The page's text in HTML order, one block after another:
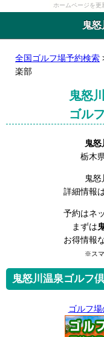
ホームページを更
鬼
全国ゴルフ場予約検索
楽部
鬼怒
ゴル
鬼
栃木
鬼
詳細情報
予約はネ
まずは
お得情報
※スマ
鬼怒川温泉ゴルフ
ゴルフ